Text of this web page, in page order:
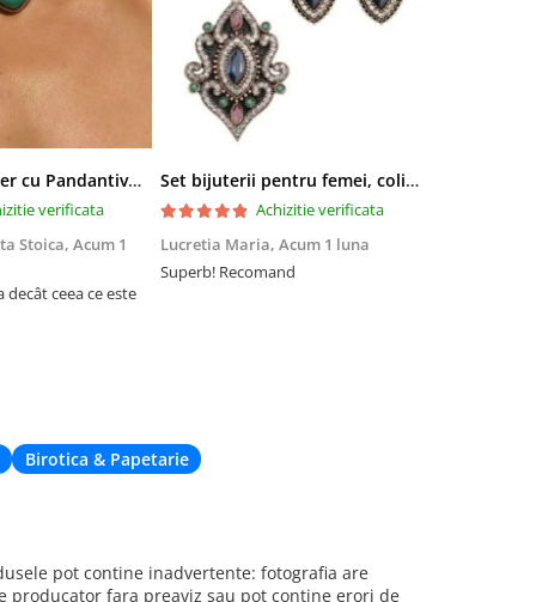
Colier tip Cocker cu Pandantiv Boho EVNC - Turquoise Pendant, Mărime Reglabilă
verificata
Stoica, Acum 1
ceea ce este
Set bijuterii pentru femei, colier cu pandantiv si cercei, CRM, 51 cm, multicolor
Achizitie verificata
Lucretia Maria, Acum 1 luna
Superb! Recomand
Birotica & Papetarie
pot contine inadvertente: fotografia are
producator fara preaviz sau pot contine erori de